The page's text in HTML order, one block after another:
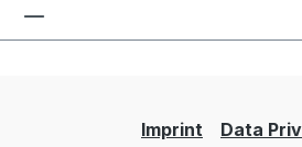
Imprint
Data